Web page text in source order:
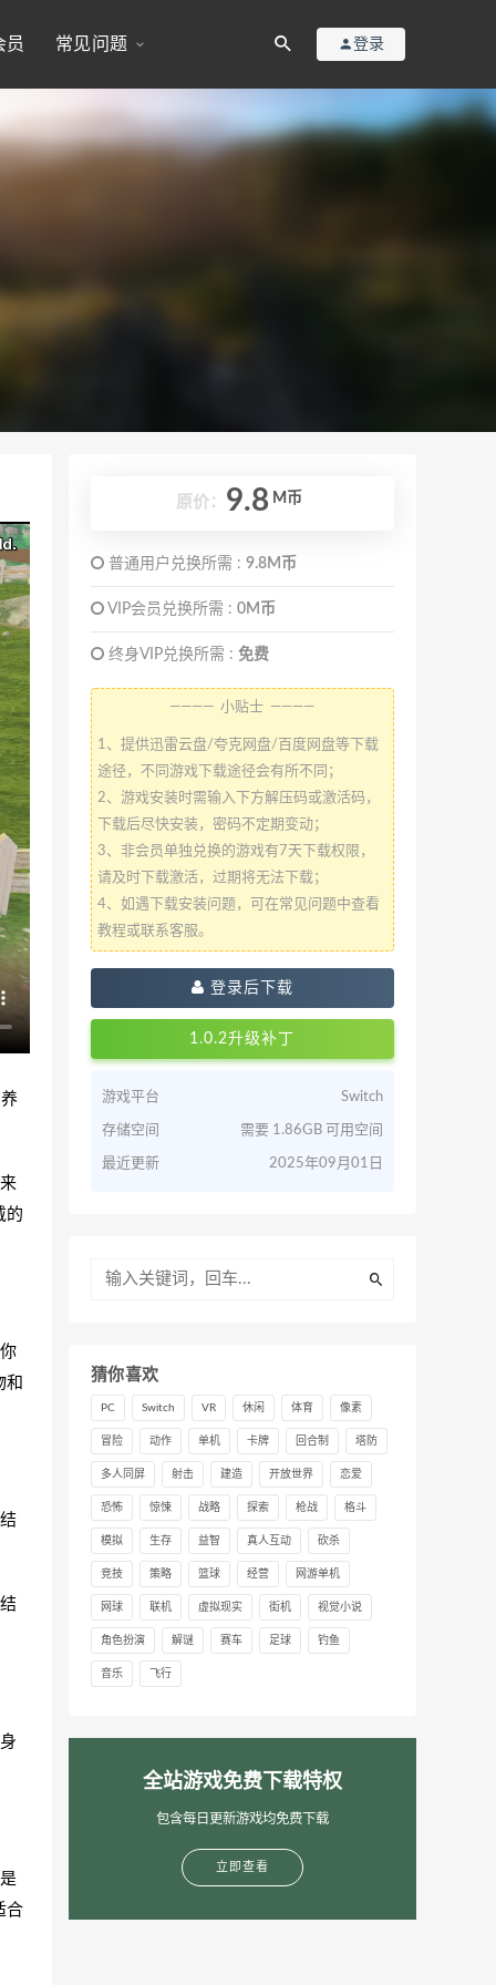
员 常见问题 登录
的
和
合
原价： 9.8 M币
普通用户兑换所需 : 9.8M币
VIP会员兑换所需 : 0M币
终身VIP兑换所需 : 免费
———— 小贴士 ————
1、提供迅雷云盘/夸克网盘/百度网盘等下载
途径，不同游戏下载途径会有所不同；
2、游戏安装时需输入下方解压码或激活码，
下载后尽快安装，密码不定期变动；
3、非会员单独兑换的游戏有7天下载权限，
请及时下载激活，过期将无法下载；
4、如遇下载安装问题，可在常见问题中查看
教程或联系客服。
登录后下载
1.0.2升级补丁
游戏平台 Switch
存储空间 需要 1.86GB 可用空间
最近更新 2025年09月01日
猜你喜欢
PC Switch VR 休闲 体育 像素
冒险 动作 单机 卡牌 回合制 塔防
多人同屏 射击 建造 开放世界 恋爱
恐怖 惊悚 战略 探索 枪战 格斗
模拟 生存 益智 真人互动 砍杀
竞技 策略 篮球 经营 网游单机
网球 联机 虚拟现实 街机 视觉小说
角色扮演 解谜 赛车 足球 钓鱼
音乐 飞行
全站游戏免费下载特权
包含每日更新游戏均免费下载
立即查看